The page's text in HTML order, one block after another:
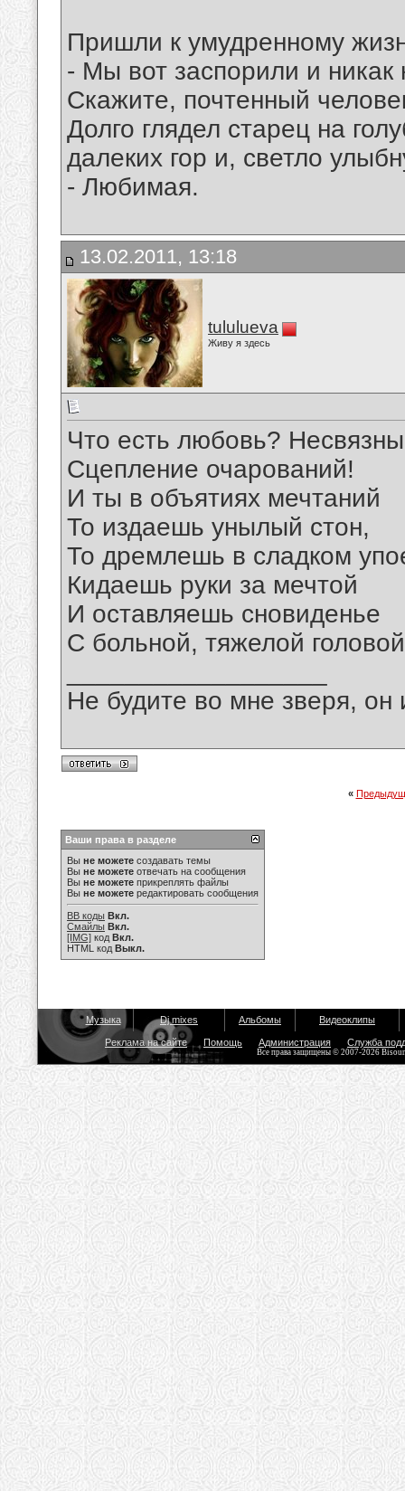
Пришли к умудренному
- Мы вот заспорили и
Скажите, почтенный
Долго глядел старец на
далеких гор и, светло
- Любимая.
13.02.2011, 13:18
tululueva
Живу я здесь
Что есть любовь?
Сцепление очарований!
И ты в объятиях мечтаний
То издаешь унылый стон,
То дремлешь в сладком
Кидаешь руки за мечтой
И оставляешь сновиденье
С больной, тяжелой
Не будите во мне зверя, он
«
Ваши права в разделе
Вы не можете создавать темы
Вы не можете отвечать на сообщения
Вы не можете прикреплять файлы
Вы не можете редактировать сообщения
BB коды Вкл.
Смайлы Вкл.
[IMG] код Вкл.
HTML код Выкл.
Музыка Dj mixes Альбомы Видеоклипы
Реклама на сайте Помощь Администрация Служба
Все права защищены © 2007-2026